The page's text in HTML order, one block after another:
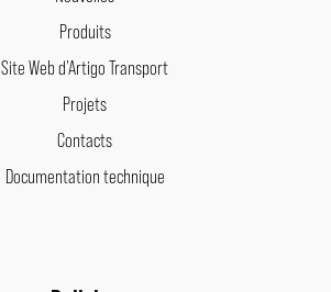
Produits
Site Web d’Artigo Transport
Projets
Contacts
Documentation technique